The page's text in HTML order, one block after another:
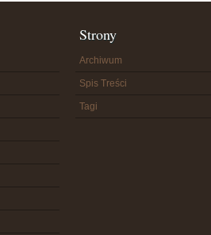
Strony
Archiwum
Spis Treści
Tagi